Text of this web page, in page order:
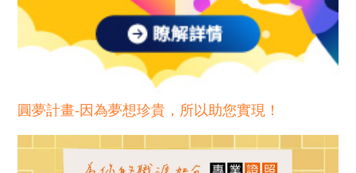
圓夢計畫-因為夢想珍貴，所以助您實現！